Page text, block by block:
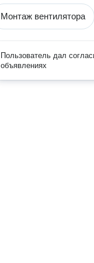
Монтаж вентилятора
Пользователь дал
объявлениях